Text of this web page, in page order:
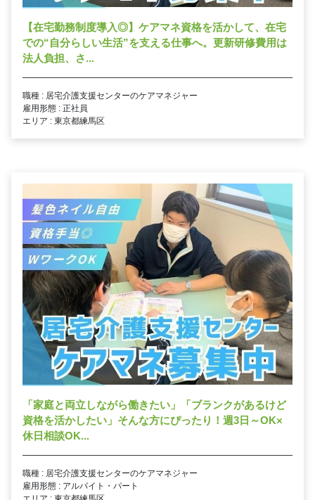
【在宅勤務制度導入◎】ケアマネ資格を活かして、在宅
での“自分らしい生活”を支える仕事へ。更新研修費用は
法人負担、さ...
職種 : 居宅介護支援センターのケアマネジャー
雇用形態 : 正社員
エリア : 東京都練馬区
「家庭と両立しながら働きたい」「ブランクがあるけど
資格を活かしたい」そんな方にぴったり！週3日～OK×
休日相談OK...
職種 : 居宅介護支援センターのケアマネジャー
雇用形態 : アルバイト・パート